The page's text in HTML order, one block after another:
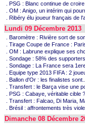
. PSG : Blanc continue de
. OM : Anigo, un intérim qui
. Ribéry élu joueur français de
Lundi 09 Décembre 2013
. Baromètre : Rivière sort de
. Tirage Coupe de France :
. OM : Labrune explique ses
. Sondage : 58% des
. Sondage : La France sera
. Equipe type 2013 FIFA : 2
. Ballon d'Or : les finalistes
. Transfert : le Barça vise une
. PSG : Cabaye, véritable cible ?
. Transfert : Falcao, Di Maria,
. Brésil : affrontements très
Dimanche 08 Décembre